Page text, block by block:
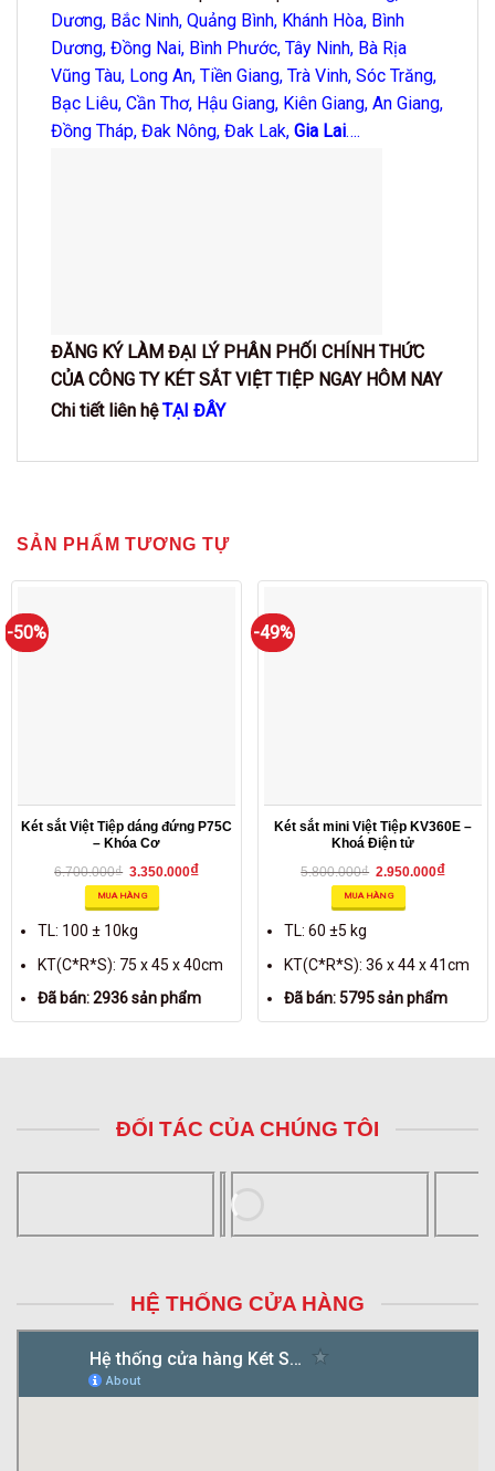
Dương, Bắc Ninh, Quảng Bình, Khánh Hòa, Bình
Dương, Đồng Nai, Bình Phước, Tây Ninh, Bà Rịa
Vũng Tàu, Long An, Tiền Giang, Trà Vinh, Sóc Trăng,
Bạc Liêu, Cần Thơ, Hậu Giang, Kiên Giang, An Giang,
Đồng Tháp, Đak Nông, Đak Lak, Gia Lai….
ĐĂNG KÝ LÀM ĐẠI LÝ PHÂN PHỐI CHÍNH THỨC
CỦA CÔNG TY KÉT SẮT VIỆT TIỆP NGAY HÔM NAY
Chi tiết liên hệTẠI ĐÂY
SẢN PHẨM TƯƠNG TỰ
-50%
Két sắt Việt Tiệp dáng đứng P75C
– Khóa Cơ
6.700.000₫ 3.350.000₫
MUA HÀNG
TL: 100 ± 10kg
KT(C*R*S): 75 x 45 x 40cm
Đã bán: 2936 sản phẩm
-49%
Két sắt mini Việt Tiệp KV360E –
Khoá Điện tử
5.800.000₫ 2.950.000₫
MUA HÀNG
TL: 60 ±5 kg
KT(C*R*S): 36 x 44 x 41cm
Đã bán: 5795 sản phẩm
ĐỐI TÁC CỦA CHÚNG TÔI
HỆ THỐNG CỬA HÀNG